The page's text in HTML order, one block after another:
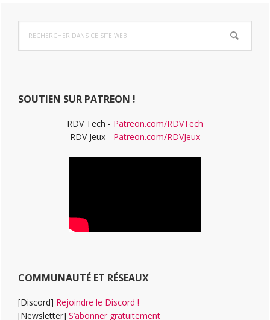
Barre
latérale
dans
ce
SOUTIEN SUR PATREON !
RDV Tech - Patreon.com/RDVTech
RDV Jeux - Patreon.com/RDVJeux
COMMUNAUTÉ ET RÉSEAUX
[Discord] Rejoindre le Discord !
[Newsletter] S’abonner gratuitement